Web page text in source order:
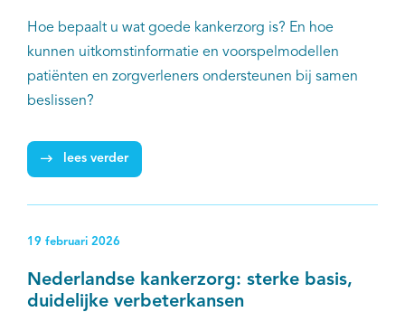
Hoe bepaalt u wat goede kankerzorg is? En hoe
kunnen uitkomstinformatie en voorspelmodellen
patiënten en zorgverleners ondersteunen bij samen
beslissen?
lees verder
19 februari 2026
Nederlandse kankerzorg: sterke basis,
duidelijke verbeterkansen